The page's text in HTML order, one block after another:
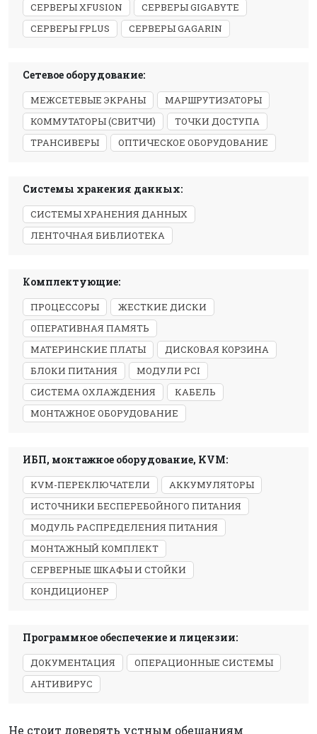
СЕРВЕРЫ XFUSION
СЕРВЕРЫ GIGABYTE
СЕРВЕРЫ FPLUS
СЕРВЕРЫ GAGARIN
Сетевое оборудование:
МЕЖСЕТЕВЫЕ ЭКРАНЫ
МАРШРУТИЗАТОРЫ
КОММУТАТОРЫ (СВИТЧИ)
ТОЧКИ ДОСТУПА
ТРАНСИВЕРЫ
ОПТИЧЕСКОЕ ОБОРУДОВАНИЕ
Системы хранения данных:
СИСТЕМЫ ХРАНЕНИЯ ДАННЫХ
ЛЕНТОЧНАЯ БИБЛИОТЕКА
Комплектующие:
ПРОЦЕССОРЫ
ЖЕСТКИЕ ДИСКИ
ОПЕРАТИВНАЯ ПАМЯТЬ
МАТЕРИНСКИЕ ПЛАТЫ
ДИСКОВАЯ КОРЗИНА
БЛОКИ ПИТАНИЯ
МОДУЛИ PCI
СИСТЕМА ОХЛАЖДЕНИЯ
КАБЕЛЬ
МОНТАЖНОЕ ОБОРУДОВАНИЕ
ИБП, монтажное оборудование, KVM:
KVM-ПЕРЕКЛЮЧАТЕЛИ
АККУМУЛЯТОРЫ
ИСТОЧНИКИ БЕСПЕРЕБОЙНОГО ПИТАНИЯ
МОДУЛЬ РАСПРЕДЕЛЕНИЯ ПИТАНИЯ
МОНТАЖНЫЙ КОМПЛЕКТ
СЕРВЕРНЫЕ ШКАФЫ И СТОЙКИ
КОНДИЦИОНЕР
Программное обеспечение и лицензии:
ДОКУМЕНТАЦИЯ
ОПЕРАЦИОННЫЕ СИСТЕМЫ
АНТИВИРУС
Не стоит доверять устным обещаниям